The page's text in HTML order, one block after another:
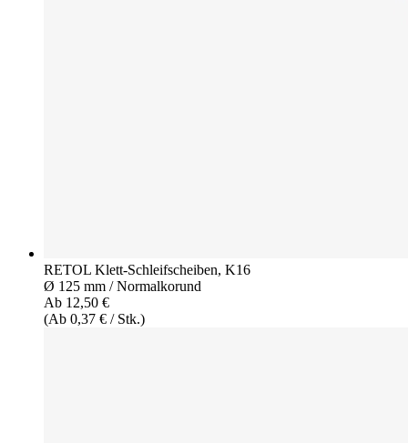
RETOL Klett-Schleifscheiben, K16
Ø 125 mm / Normalkorund
Ab 12,50 €
(Ab 0,37 € / Stk.)